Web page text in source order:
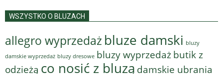
WSZYSTKO O BLUZACH
allegro wyprzedaż bluze damski bluzy
damskie wyprzedaż bluzy dresowe bluzy wyprzedaż butik z
odzieżą co nosić z bluzą damskie ubrania